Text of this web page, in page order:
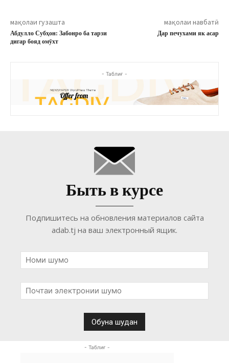
мақолаи гузашта
Абдулло Субҳон: Забонро ба тарзи
дигар бояд омӯхт
мақолаи навбатӣ
Дар печухами як асар
- Таблиғ -
Быть в курсе
Подпишитесь на обновления материалов сайта
adab.tj на ваш электронный ящик.
- Таблиғ -